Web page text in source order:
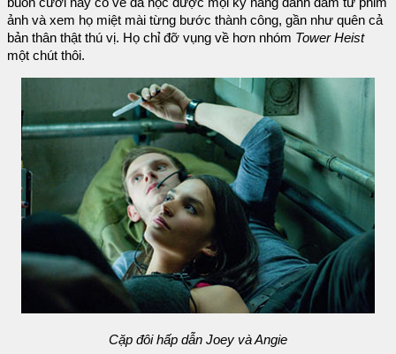
buồn cười này có vẻ đã học được mọi kỹ năng đánh đấm từ phim
ảnh và xem họ miệt mài từng bước thành công, gần như quên cả
bản thân thật thú vị. Họ chỉ đỡ vụng về hơn nhóm Tower Heist
một chút thôi.
Cặp đôi hấp dẫn Joey và Angie